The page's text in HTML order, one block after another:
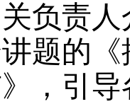
负责
题的
，引